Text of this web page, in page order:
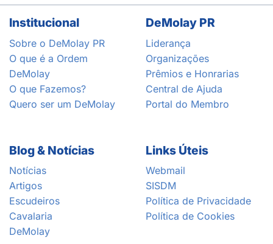
Institucional
Sobre o DeMolay PR
O que é a Ordem
DeMolay
O que Fazemos?
Quero ser um DeMolay
DeMolay PR
Liderança
Organizações
Prêmios e Honrarias
Central de Ajuda
Portal do Membro
Blog & Notícias
Notícias
Artigos
Escudeiros
Cavalaria
DeMolay
Links Úteis
Webmail
SISDM
Política de Privacidade
Política de Cookies